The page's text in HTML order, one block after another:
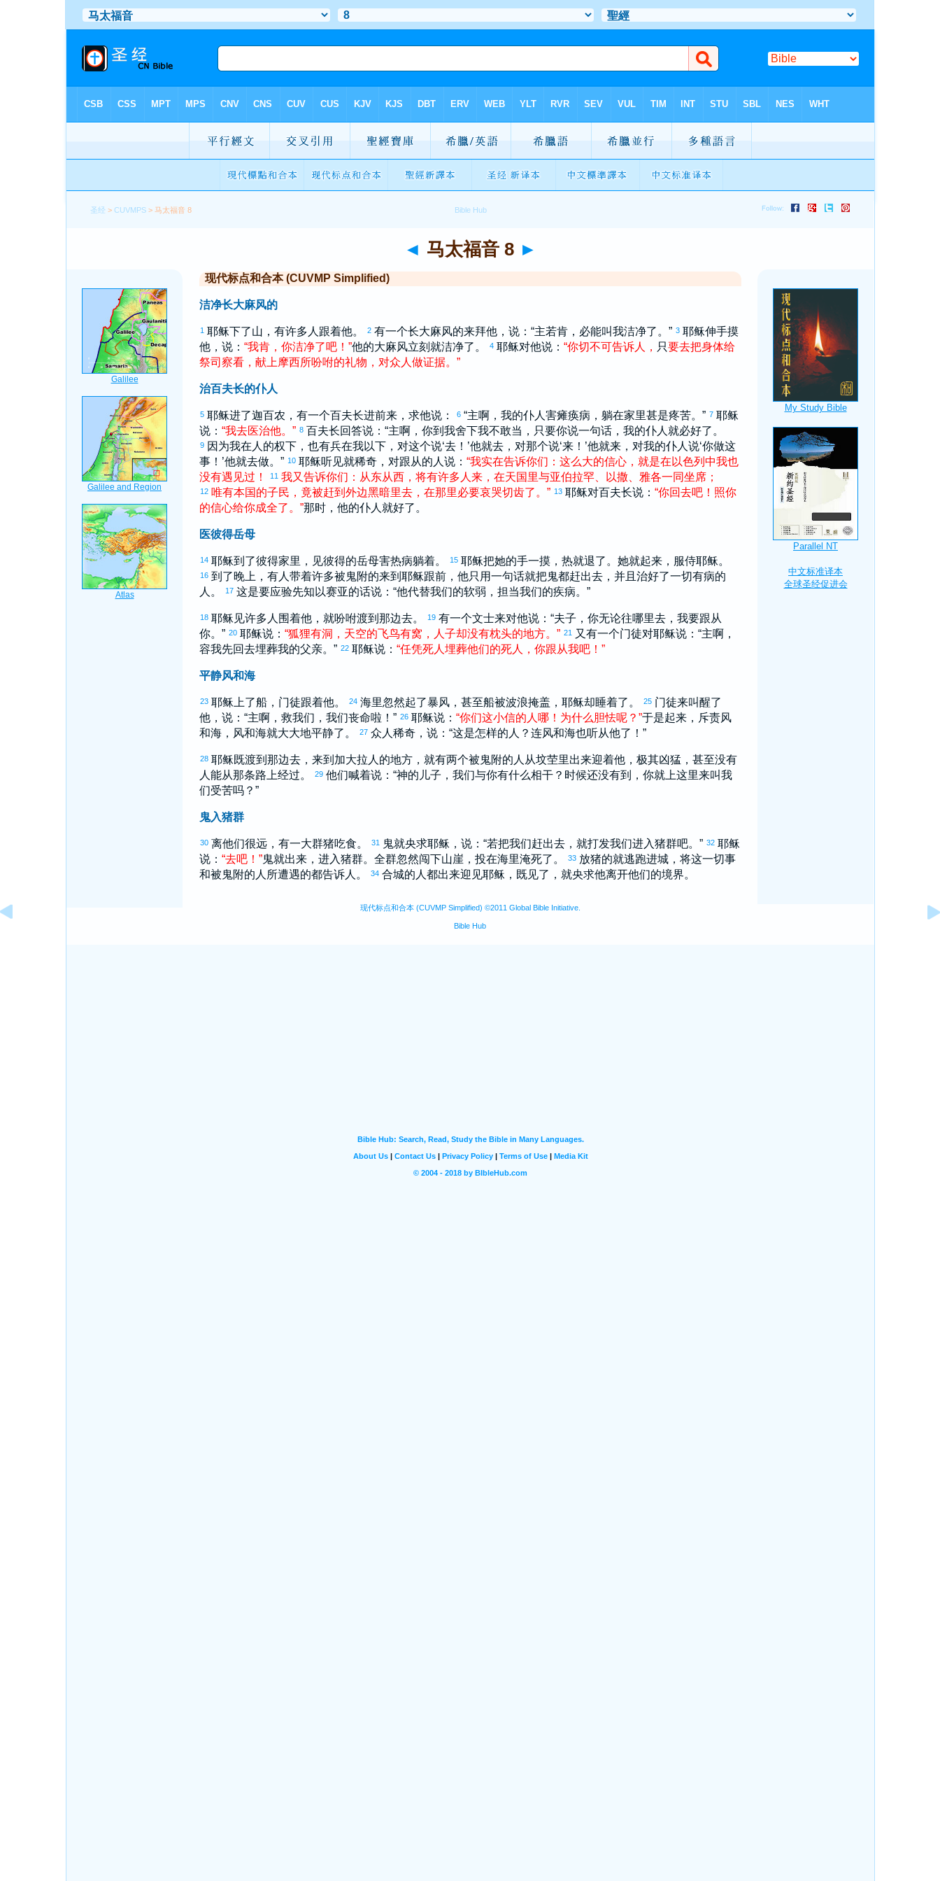
圣经 >CUVMPS > 马太福音 8
◄ 马太福音 8 ►
现代标点和合本 (CUVMP Simplified)
洁净长大麻风的
1 耶稣下了山，有许多人跟着他。 2 有一个长大麻风的来拜他，说：“主若肯，必能叫我洁净了。” 3 耶稣伸手摸
他，说： “我肯， 你洁净了吧！ ”他的大麻风立刻就洁净了。 4 耶稣对他说： “你切不可告诉人 ， 只要去把身体给
祭司 察看， 献上 摩西所吩咐的礼物 ， 对众人 做证据。 ”
治百夫长的仆人
5 耶稣进了迦百农 ，有一个百夫长进前来，求他说： 6 “主啊，我的仆人害瘫痪病，躺在家里甚是疼苦。” 7 耶稣
说： “我去医治他。 ” 8 百夫长回答说：“主啊，你到我舍下我不敢当，只要你说一句话，我的仆人就必好了。
9 因为我在人的权下，也有兵在我以下，对这个说‘去！’他就去，对那个说‘来！’他就来，对我的仆人说‘你做这
事！’他就去做。” 10 耶稣听见就稀奇，对跟从的人说： “我实在告诉你们 ： 这么大的信心， 就是在 以色列 中我也
没有遇见过 ！ 11 我又 告诉你们 ： 从东从西， 将有许多 人 来， 在天国里与亚伯拉罕、 以撒、 雅各一同坐席；
12 唯有本国的子民 ， 竟被赶到 外边黑暗里去， 在那里必要哀哭切齿了 。 ” 13 耶稣对百夫长说： “你回去吧！ 照你
的信心给你成全了 。 ”那时，他的仆人就好了。
医彼得岳母
14 耶稣到了彼得家里，见彼得的岳母害热病躺着。 15 耶稣把她的手一摸，热就退了。她就起来，服侍耶稣。
16 到了晚上，有人带着许多被鬼附的来到耶稣跟前，他只用一句话就把鬼都赶出去，并且治好了一切有病的
人。
17 这是要应验先知 以赛亚的话说：“他代替我们的软弱，担当我们的疾病。”
18 耶稣见许多人围着他，就吩咐渡到那边去。 19 有一个文士来对他说：“夫子，你无论往哪里去，我要跟从
你。” 20 耶稣说： “狐狸有洞 ， 天空的飞鸟有窝 ， 人子却没有枕头的地方。 ” 21
又有一个门徒对耶稣说：“主啊，
容我先回去埋葬我的父亲。” 22 耶稣说： “任凭死人 埋葬他们的死人 ， 你跟从我吧！ ”
平静风和海
23 耶稣上了船，门徒跟着他。 24 海里忽然起了暴风，甚至船被波浪掩盖，耶稣却睡着了。 25 门徒来叫醒了
他，说：“主啊，救我们，我们丧命啦！” 26 耶稣说： “你们这小信的 人 哪！ 为什么胆怯呢？ ”于是起来，斥责风
和海，风和海就大大地平静了。
27 众人稀奇，说：“这是怎样的人？连风和海也听从他了！”
28 耶稣既渡到那边去，来到 加大拉 人的地方，就有两个被鬼附的人从坟茔里出来迎着他，极其凶猛，甚至没有
人能从那条路上经过。
29 他们喊着说：“神的儿子，我们与你有什么相干？时候还没有到，你就上这里来叫我
们受苦吗？”
鬼入猪群
30 离他们很远，有一大群猪吃食。 31 鬼就央求耶稣，说：“若把我们赶出去，就打发我们进入猪群吧。” 32 耶稣
说： “去吧！ ”鬼就出来，进入猪群。全群忽然闯下山崖，投在海里淹死了。 33 放猪的就逃跑进城，将这一切事
和被鬼附的人所遭遇的都告诉人。
34 合城的人都出来迎见耶稣，既见了，就央求他离开他们的境界。
现代标点和合本 (CUVMP Simplified) ©2011 Global Bible Initiative.
Bible Hub